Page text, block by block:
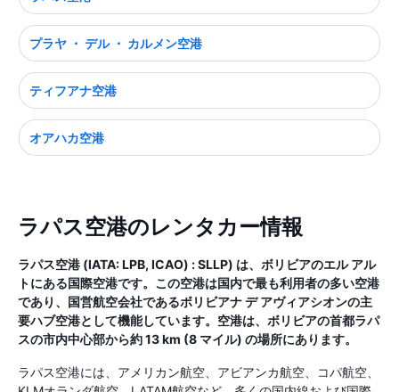
プラヤ ・ デル ・ カルメン空港
ティフアナ空港
オアハカ空港
ラパス空港のレンタカー情報
ラパス空港 (IATA: LPB, ICAO) : SLLP) は、ボリビアのエル アル
トにある国際空港です。この空港は国内で最も利用者の多い空港
であり、国営航空会社であるボリビアナ デ アヴィアシオンの主
要ハブ空港として機能しています。空港は、ボリビアの首都ラパ
スの市内中心部から約 13 km (8 マイル) の場所にあります。
ラパス空港には、アメリカン航空、アビアンカ航空、コパ航空、